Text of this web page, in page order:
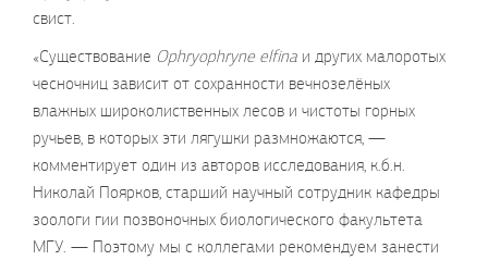
свист.
«Существование Ophryophryne elfina и других малоротых
чесночниц зависит от сохранности вечнозелёных
влажных широколиственных лесов и чистоты горных
ручьев, в которых эти лягушки размножаются, —
комментирует один из авторов исследования, к.б.н.
Николай Поярков, старший научный сотрудник кафедры
зоологи гии позвоночных биологического факультета
МГУ. — Поэтому мы с коллегами рекомендуем занести